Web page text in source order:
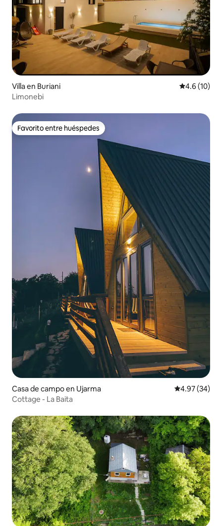
Villa en Buriani Calificación
4.6 (10)
Limonebi
Favorito entre huéspedes
Favorito entre huéspedes
Casa de campo en Ujarma Calificación
4.97 (34)
Cottage - La Baita